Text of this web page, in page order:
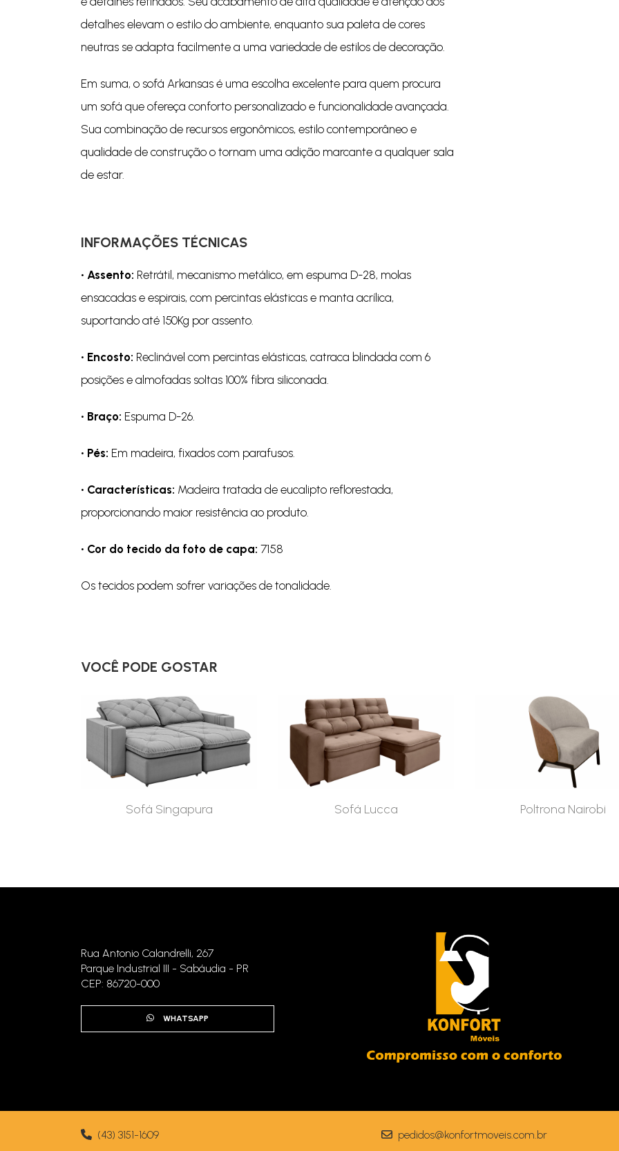
detalhes elevam o estilo do ambiente, enquanto sua paleta de cores
neutras se adapta facilmente a uma variedade de estilos de decoração.
Em suma, o sofá Arkansas é uma escolha excelente para quem procura
um sofá que ofereça conforto personalizado e funcionalidade avançada.
Sua combinação de recursos ergonômicos, estilo contemporâneo e
qualidade de construção o tornam uma adição marcante a qualquer sala
de estar.
INFORMAÇÕES TÉCNICAS
• Assento: Retrátil, mecanismo metálico, em espuma D-28, molas
ensacadas e espirais, com percintas elásticas e manta acrílica,
suportando até 150Kg por assento.
• Encosto: Reclinável com percintas elásticas, catraca blindada com 6
posições e almofadas soltas 100% fibra siliconada.
• Braço: Espuma D-26.
• Pés: Em madeira, fixados com parafusos.
• Características: Madeira tratada de eucalipto reflorestada,
proporcionando maior resistência ao produto.
• Cor do tecido da foto de capa: 7158
Os tecidos podem sofrer variações de tonalidade.
VOCÊ PODE GOSTAR
Sofá Singapura Sofá Lucca Poltrona Nairobi
Sofá Living Honduras Poltrona Nantes
Rua Antonio Calandrelli, 267
Parque Industrial III - Sabáudia - PR
CEP: 86720-000
WHATSAPP
(43) 3151-1609 pedidos@konfortmoveis.com.br